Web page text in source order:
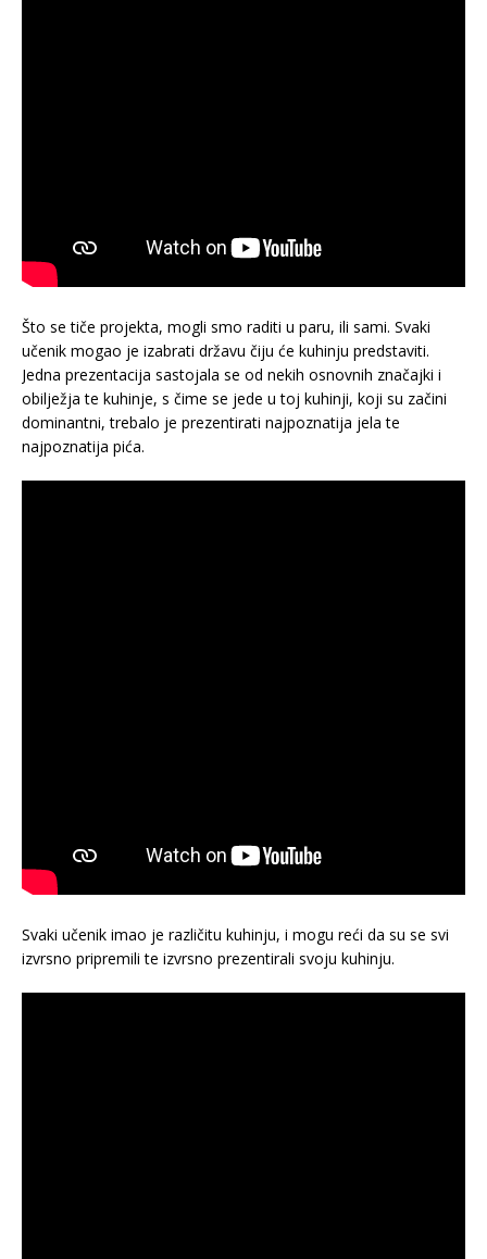
Što se tiče projekta, mogli smo raditi u paru, ili sami. Svaki
učenik mogao je izabrati državu čiju će kuhinju predstaviti.
Jedna prezentacija sastojala se od nekih osnovnih značajki i
obilježja te kuhinje, s čime se jede u toj kuhinji, koji su začini
dominantni, trebalo je prezentirati najpoznatija jela te
najpoznatija pića.
Svaki učenik imao je različitu kuhinju, i mogu reći da su se svi
izvrsno pripremili te izvrsno prezentirali svoju kuhinju.